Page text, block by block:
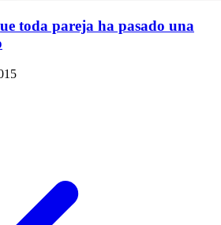
toda pareja ha pasado una